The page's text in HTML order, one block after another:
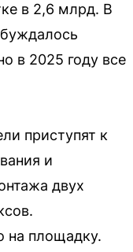
в 2,6 млрд. В
в 2025 году все
приступят к
и
двух
на площадку.